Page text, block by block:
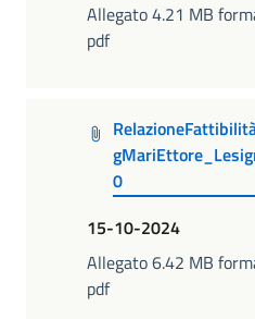
Allegato 4.21 MB
pdf
0
15-10-2024
Allegato 6.42 MB
pdf